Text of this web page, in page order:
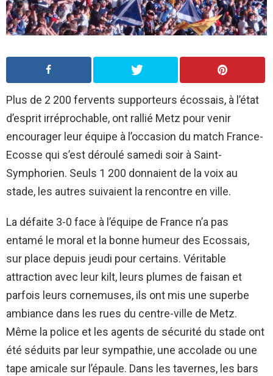
Plus de 2 200 fervents supporteurs écossais, à l’état
d’esprit irréprochable, ont rallié Metz pour venir
encourager leur équipe à l’occasion du match France-
Ecosse qui s’est déroulé samedi soir à Saint-
Symphorien. Seuls 1 200 donnaient de la voix au
stade, les autres suivaient la rencontre en ville.
La défaite 3-0 face à l’équipe de France n’a pas
entamé le moral et la bonne humeur des Ecossais,
sur place depuis jeudi pour certains. Véritable
attraction avec leur kilt, leurs plumes de faisan et
parfois leurs cornemuses, ils ont mis une superbe
ambiance dans les rues du centre-ville de Metz.
Même la police et les agents de sécurité du stade ont
été séduits par leur sympathie, une accolade ou une
tape amicale sur l’épaule. Dans les tavernes, les bars